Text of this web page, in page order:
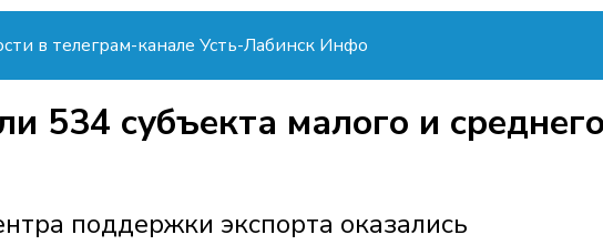
в телеграм-канале Усть-Лабинск Инфо
534 субъекта малого и среднего
поддержки экспорта оказались